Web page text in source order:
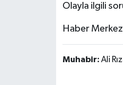
Olayla ilgili
Haber
Muhabir: Ali
Teknoloji